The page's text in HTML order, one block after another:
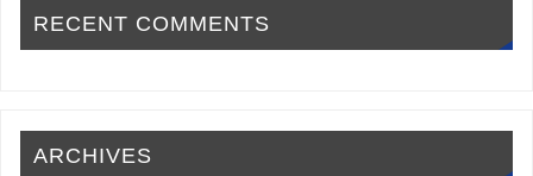
RECENT COMMENTS
ARCHIVES